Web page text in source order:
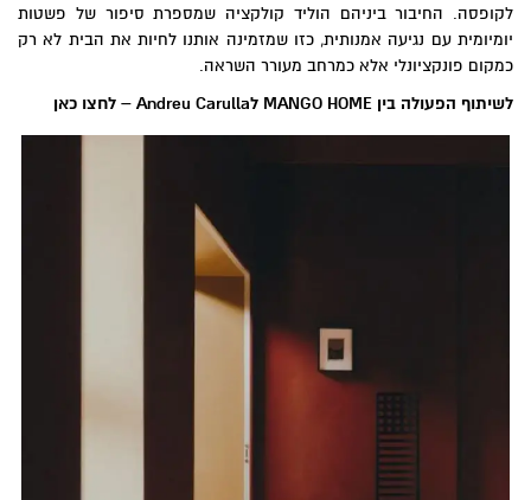
לקופסה. החיבור ביניהם הוליד קולקציה שמספרת סיפור של פשטות
יומיומית עם נגיעה אמנותית, כזו שמזמינה אותנו לחיות את הבית לא רק
כמקום פונקציונלי אלא כמרחב מעורר השראה.
לשיתוף הפעולה בין MANGO HOME לAndreu Carulla
– לחצו כאן